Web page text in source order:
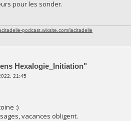
pour les sonder.
podcast.wixsite.com/lacitadelle
Hexalogie_Initiation"
21:45
:)
vacances obligent.